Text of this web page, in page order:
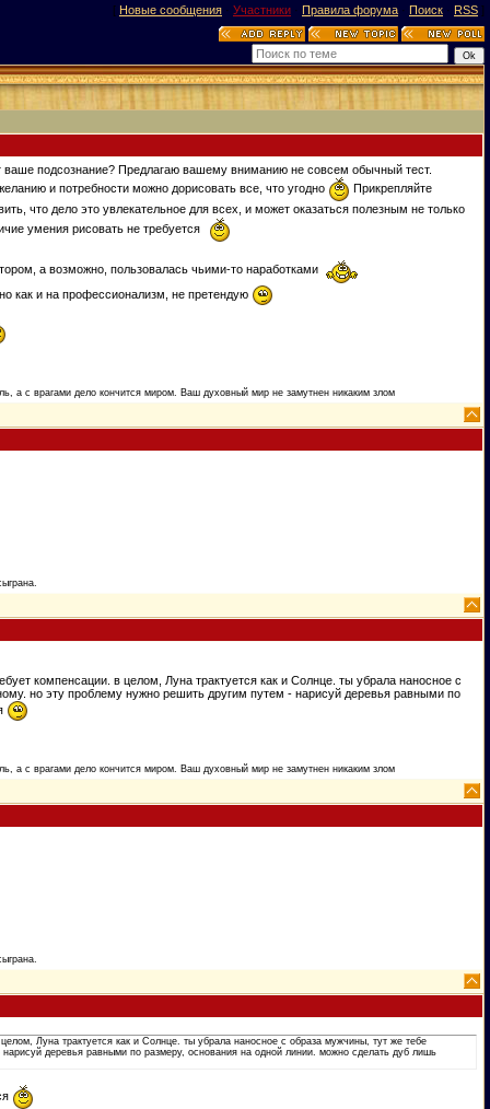
[ Новые сообщения · Участники · Правила форума · Поиск · RSS ]
подсознание? Предлагаю вашему вниманию не совсем обычный тест.
и потребности можно дорисовать все, что угодно
Прикрепляйте
что дело это увлекательное для всех, и может оказаться полезным не только
умения рисовать не требуется
а возможно, пользовалась чьими-то наработками
как и на профессионализм, не претендую
а с врагами дело кончится миром. Ваш духовный мир не замутнен никаким злом
компенсации. в целом, Луна трактуется как и Солнце. ты убрала наносное с
но эту проблему нужно решить другим путем - нарисуй деревья равными по
а с врагами дело кончится миром. Ваш духовный мир не замутнен никаким злом
Луна трактуется как и Солнце. ты убрала наносное с образа мужчины, тут же тебе
деревья равными по размеру, основания на одной линии. можно сделать дуб лишь